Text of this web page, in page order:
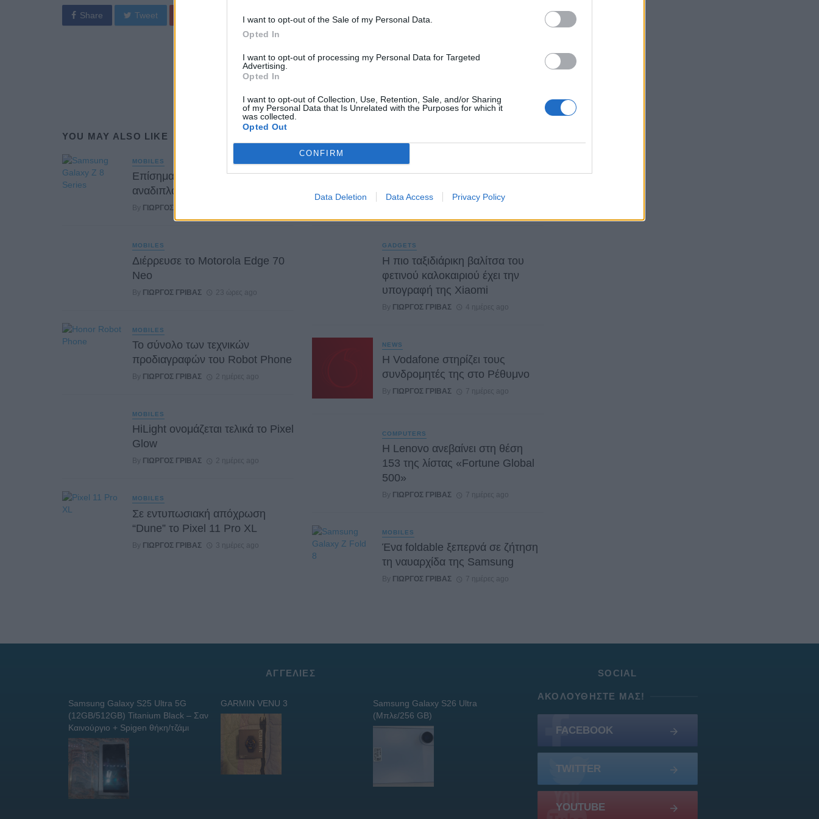
I want to opt-out of the Sale of my Personal Data.
Opted In
I want to opt-out of processing my Personal Data for Targeted
Advertising.
Opted In
I want to opt-out of Collection, Use, Retention, Sale, and/or Sharing
of my Personal Data that Is Unrelated with the Purposes for which it
was collected.
Opted Out
CONFIRM
Data Deletion Data Access Privacy Policy
Share Tweet
YOU MAY ALSO LIKE
MOBILES
Επίσημα στοιχεία για τα
αναδιπλούμενα Samsung
By ΓΙΏΡΓΟΣ ΓΡΊΒΑΣ
MOBILES
Διέρρευσε το Motorola Edge 70
Neo
By ΓΙΏΡΓΟΣ ΓΡΊΒΑΣ 23 ώρες ago
MOBILES
Το σύνολο των τεχνικών
προδιαγραφών του Robot Phone
By ΓΙΏΡΓΟΣ ΓΡΊΒΑΣ 2 ημέρες ago
MOBILES
HiLight ονομάζεται τελικά το Pixel
Glow
By ΓΙΏΡΓΟΣ ΓΡΊΒΑΣ 2 ημέρες ago
MOBILES
Σε εντυπωσιακή απόχρωση
“Dune” το Pixel 11 Pro XL
By ΓΙΏΡΓΟΣ ΓΡΊΒΑΣ 3 ημέρες ago
Motorola: ετοιμάζει δυναμική
επιστροφή στα smartwatches
GADGETS
Η πιο ταξιδιάρικη βαλίτσα του
φετινού καλοκαιριού έχει την
υπογραφή της Xiaomi
By ΓΙΏΡΓΟΣ ΓΡΊΒΑΣ 4 ημέρες ago
NEWS
Η Vodafone στηρίζει τους
συνδρομητές της στο Ρέθυμνο
By ΓΙΏΡΓΟΣ ΓΡΊΒΑΣ 7 ημέρες ago
COMPUTERS
Η Lenovo ανεβαίνει στη θέση
153 της λίστας «Fortune Global
500»
By ΓΙΏΡΓΟΣ ΓΡΊΒΑΣ 7 ημέρες ago
MOBILES
Ένα foldable ξεπερνά σε ζήτηση
τη ναυαρχίδα της Samsung
By ΓΙΏΡΓΟΣ ΓΡΊΒΑΣ 7 ημέρες ago
ΑΓΓΕΛΊΕΣ
Samsung Galaxy S25 Ultra 5G
(12GB/512GB) Titanium Black – Σαν
Καινούργιο + Spigen θήκη/τζάμι
GARMIN VENU 3
Samsung Galaxy S26 Ultra
(Μπλε/256 GB)
SOCIAL
ΑΚΟΛΟΥΘΉΣΤΕ ΜΑΣ!
FACEBOOK
TWITTER
YOUTUBE